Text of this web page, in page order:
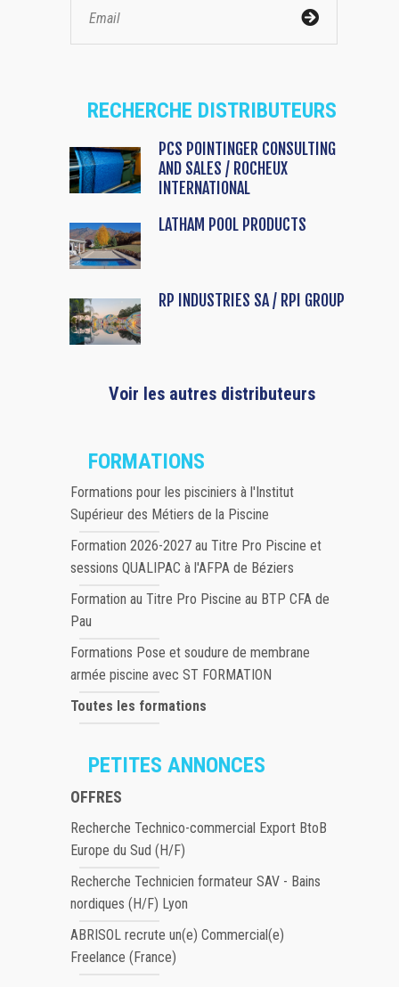
RECHERCHE DISTRIBUTEURS
PCS POINTINGER CONSULTING
AND SALES / ROCHEUX
INTERNATIONAL
LATHAM POOL PRODUCTS
RP INDUSTRIES SA / RPI GROUP
Voir les autres distributeurs
FORMATIONS
Formations pour les pisciniers à l'Institut
Supérieur des Métiers de la Piscine
Formation 2026-2027 au Titre Pro Piscine et
sessions QUALIPAC à l'AFPA de Béziers
Formation au Titre Pro Piscine au BTP CFA de
Pau
Formations Pose et soudure de membrane
armée piscine avec ST FORMATION
Toutes les formations
PETITES ANNONCES
OFFRES
Recherche Technico-commercial Export BtoB
Europe du Sud (H/F)
Recherche Technicien formateur SAV - Bains
nordiques (H/F) Lyon
ABRISOL recrute un(e) Commercial(e)
Freelance (France)